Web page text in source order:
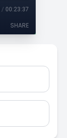
/ 00:23:37
SHARE